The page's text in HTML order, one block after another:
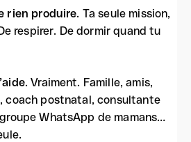
rien produire. Ta seule mission,
respirer. De dormir quand tu
. Vraiment. Famille, amis,
coach postnatal, consultante
WhatsApp de mamans…